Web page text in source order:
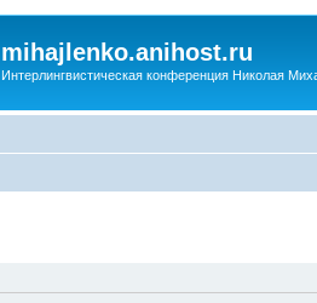
mihajlenko.anihost.ru
Интерлингвистическая конференция Николая